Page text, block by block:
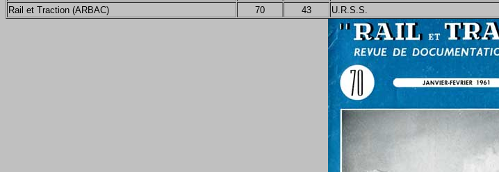
Rail et Traction (ARBAC)
70 43 U.R.S.S.